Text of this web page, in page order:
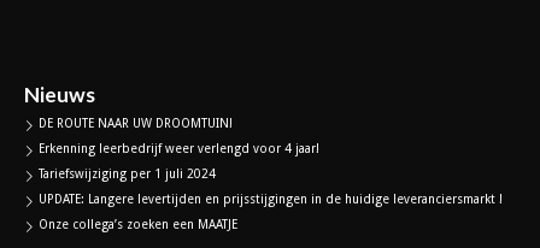
Nieuws
DE ROUTE NAAR UW DROOMTUIN!
Erkenning leerbedrijf weer verlengd voor 4 jaar!
Tariefswijziging per 1 juli 2024
UPDATE: Langere levertijden en prijsstijgingen in de huidige leveranciersmarkt !
Onze collega’s zoeken een MAATJE